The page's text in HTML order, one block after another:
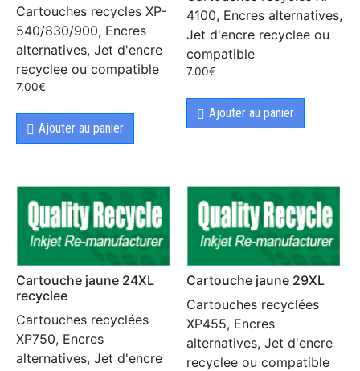
Cartouches recycles XP-
540/830/900, Encres
alternatives, Jet d'encre
recyclee ou compatible
7.00€
Ajouter au panier
4100, Encres alternatives,
Jet d'encre recyclee ou
compatible
7.00€
Ajouter au panier
Cartouche jaune 24XL
recyclee
Cartouches recyclées
XP750, Encres
alternatives, Jet d'encre
Cartouche jaune 29XL
Cartouches recyclées
XP455, Encres
alternatives, Jet d'encre
recyclee ou compatible